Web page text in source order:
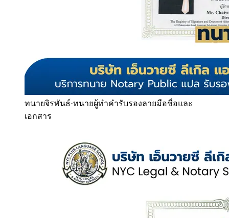
ทนายจิรพันธ์·ทนายผู้ทำคำรับรองลายมือชื่อและ
เอกสาร